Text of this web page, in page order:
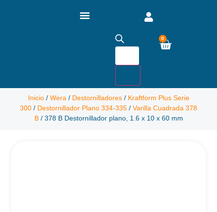
0
Inicio/ Wera / Destornilladores/ Kraftform Plus Serie
300 / Destornillador Plano 334-335 / Varilla Cuadrada 378
B/ 378 B Destornillador plano, 1.6 x 10 x 60 mm